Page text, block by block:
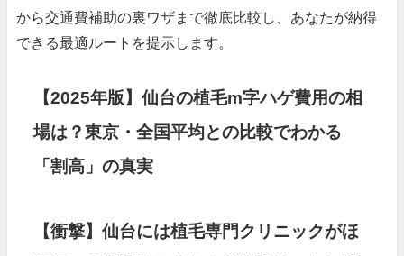
から交通費補助の裏ワザまで徹底比較し、あなたが納得
できる最適ルートを提示します。
【2025年版】仙台の植毛m字ハゲ費用の相
場は？東京・全国平均との比較でわかる
「割高」の真実
【衝撃】仙台には植毛専門クリニックがほ